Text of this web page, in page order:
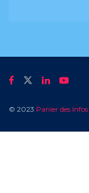
© 2023 Panier des Infos